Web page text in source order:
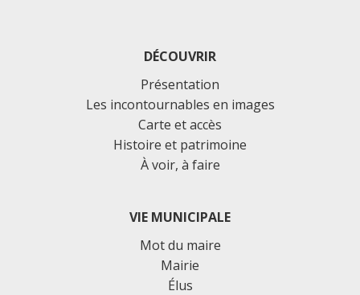
DÉCOUVRIR
Présentation
Les incontournables en images
Carte et accès
Histoire et patrimoine
À voir, à faire
VIE MUNICIPALE
Mot du maire
Mairie
Élus